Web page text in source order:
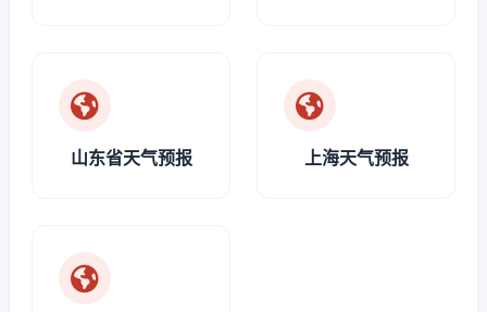
山东省天气预报 上海天气预报